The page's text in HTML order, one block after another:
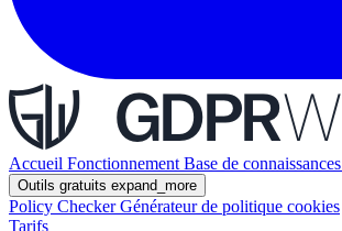
Accueil Fonctionnement Base de connaissances
Outils gratuits expand_more
Policy CheckerGénérateur de politique cookies
Tarifs